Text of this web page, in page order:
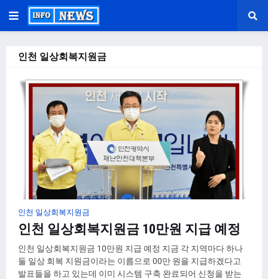
인천 일상회복지원금
인천 일상회복지원금
인천 일상회복지원금 10만원 지급 예정
인천 일상회복지원금 10만원 지급 예정 지금 각 지역마다 하나
둘 일상 회복 지원금이라는 이름으로 00만 원을 지급하겠다고
발표들을 하고 있는데 이미 시스템 구축 완료되어 신청을 받는